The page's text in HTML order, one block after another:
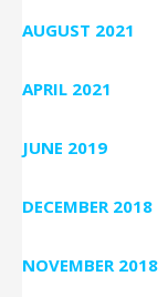
AUGUST 2021
APRIL 2021
JUNE 2019
DECEMBER 2018
NOVEMBER 2018